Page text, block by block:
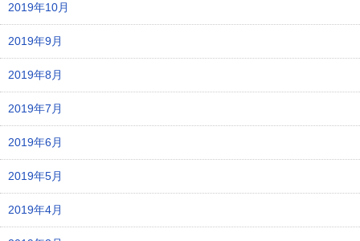
2019年10月
2019年9月
2019年8月
2019年7月
2019年6月
2019年5月
2019年4月